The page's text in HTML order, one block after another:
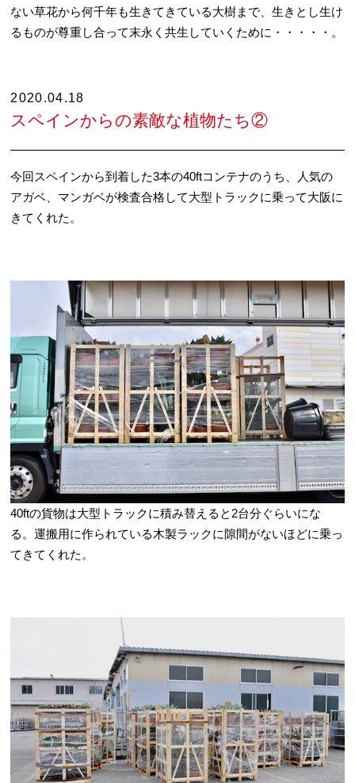
ない草花から何千年も生きてきている大樹まで、生きとし生け
るものが尊重し合って末永く共生していくために・・・・・。
2020.04.18
スペインからの素敵な植物たち②
今回スペインから到着した3本の40ftコンテナのうち、人気の
アガベ、マンガベが検査合格して大型トラックに乗って大阪に
きてくれた。
40ftの貨物は大型トラックに積み替えると2台分ぐらいにな
る。運搬用に作られている木製ラックに隙間がないほどに乗っ
てきてくれた。